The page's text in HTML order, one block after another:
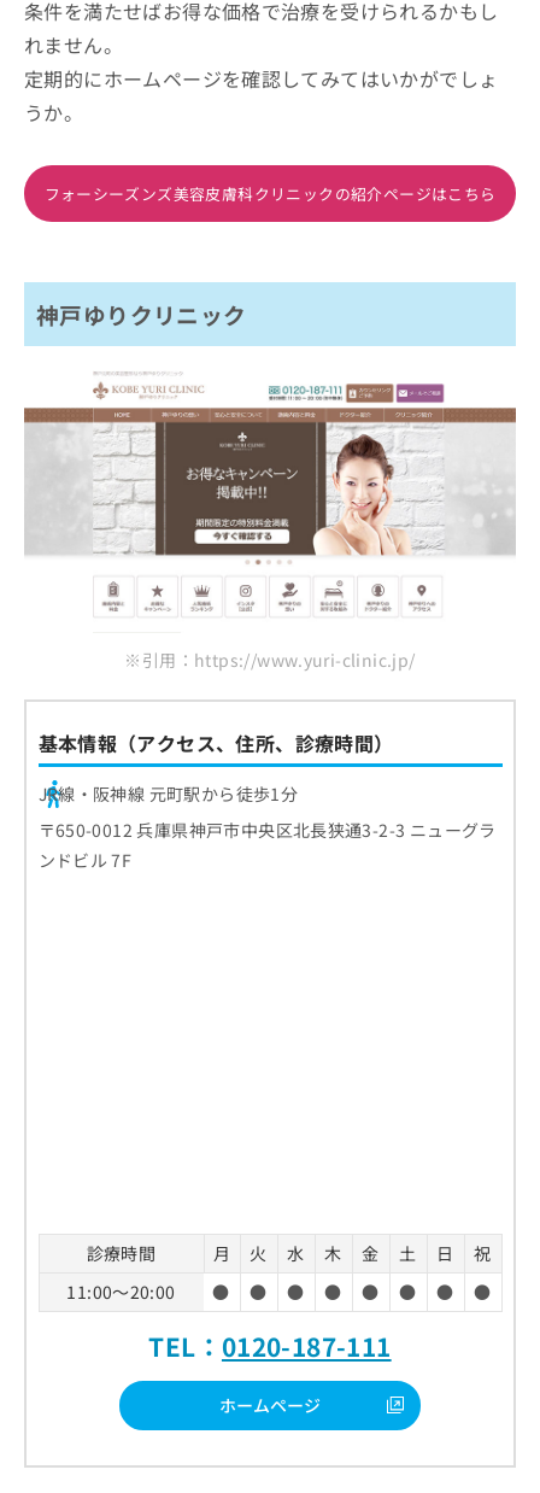
条件を満たせばお得な価格で治療を受けられるかもし
れません。
定期的にホームページを確認してみてはいかがでしょ
うか。
フォーシーズンズ美容皮膚科クリニックの紹介ページはこちら
神戸ゆりクリニック
※引用：https://www.yuri-clinic.jp/
基本情報（アクセス、住所、診療時間）
JR線・阪神線 元町駅から徒歩1分
〒650-0012 兵庫県神戸市中央区北長狭通3-2-3 ニューグラ
ンドビル 7F
診療時間 月 火 水 木 金 土 日
祝
11:00～20:00
● ● ● ● ● ● ● ●
TEL： 0120-187-111
ホームページ